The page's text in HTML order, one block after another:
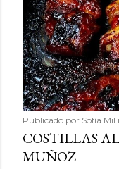
Publicado por Sofía Mil
COSTILLAS
MUÑOZ